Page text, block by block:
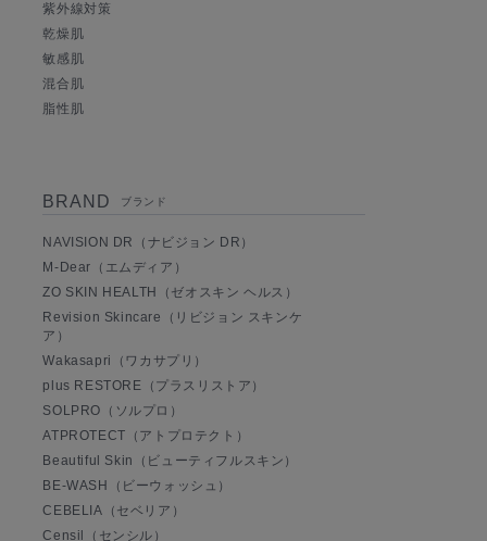
紫外線対策
乾燥肌
敏感肌
混合肌
脂性肌
BRAND ブランド
NAVISION DR（ナビジョン DR）
M-Dear（エムディア）
ZO SKIN HEALTH（ゼオスキン ヘルス）
Revision Skincare（リビジョン スキンケ
ア）
Wakasapri（ワカサプリ）
plus RESTORE（プラスリストア）
SOLPRO（ソルプロ）
ATPROTECT（アトプロテクト）
Beautiful Skin（ビューティフルスキン）
BE-WASH（ビーウォッシュ）
CEBELIA（セベリア）
Censil（センシル）